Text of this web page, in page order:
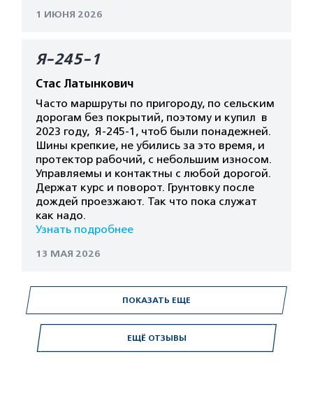
ЕЩЁ ОТЗЫВЫ
1 ИЮНЯ 2026
Я-245-1
Стас Латынкович
Часто маршруты по пригороду, по сельским
дорогам без покрытий, поэтому и купил в
2023 году, Я-245-1, чтоб были понадежней.
Шины крепкие, не убились за это время, и
протектор рабочий, с небольшим износом.
Управляемы и контактны с любой дорогой.
Держат курс и поворот. Грунтовку после
дождей проезжают. Так что пока служат
как надо.
Узнать подробнее
13 МАЯ 2026
ПОКАЗАТЬ ЕЩЕ